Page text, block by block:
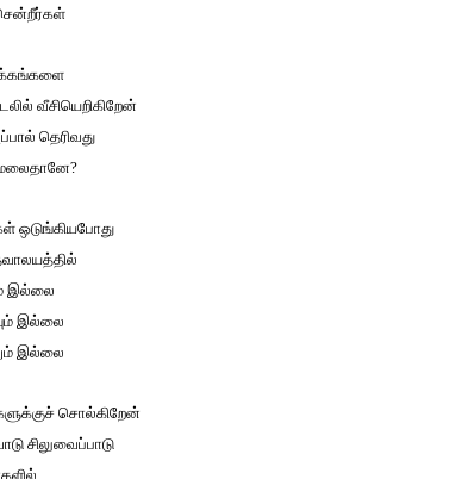
வீசியெறிகிறேன்
தெரிவது
ஒடுங்கியபோது
இல்லை
இல்லை
இல்லை
சொல்கிறேன்
சிலுவைப்பாடு